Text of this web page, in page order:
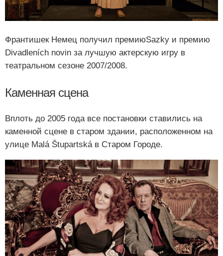
Франтишек Немец получил премиюSazky и премию
Divadleních novin за лучшую актерскую игру в
театральном сезоне 2007/2008.
Каменная сцена
Вплоть до 2005 года все постановки ставились на
каменной сцене в старом здании, расположенном на
улице Malá Štupartská в Старом Городе.